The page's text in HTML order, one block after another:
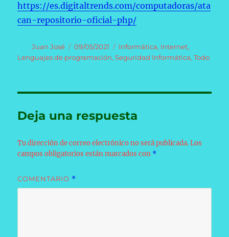
https://es.digitaltrends.com/computadoras/ata
can-repositorio-oficial-php/
Autor
Juan José
Publicado
el
09/05/2021 Categorías
Informática, Internet,
Lenguajes de programación,Seguridad Informática,Todo
Deja una respuesta
Tu dirección de correo electrónico no será publicada. Los
campos obligatorios están marcados con *
COMENTARIO *